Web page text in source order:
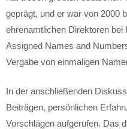
geprägt, und er war von 2000
ehrenamtlichen Direktoren
Assigned Names and
Vergabe von einmaligen
In der anschließenden
Beiträgen, persönlichen
Vorschlägen aufgerufen. Das